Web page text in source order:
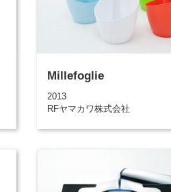
Millefoglie
2013
RFヤマカワ株式会社